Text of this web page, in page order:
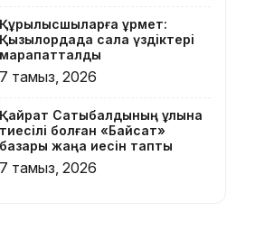
Қазақстан
облысының
90
жылдығымен
Телефон
алаяқтығының
жаңа түрі
Құрылысшыларға құрмет:
Қызылордада сала үздіктері
марапатталды
7 тамыз, 2026
Қайрат Сатыбалдының ұлына
тиесілі болған «Байсат»
базары жаңа иесін тапты
7 тамыз, 2026